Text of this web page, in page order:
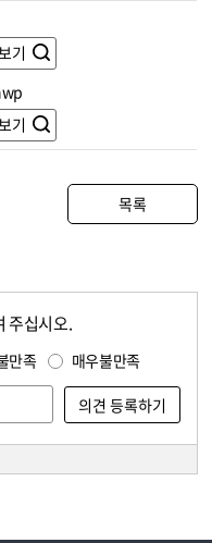
기
기
목록
주십시오.
만족 매우불만족